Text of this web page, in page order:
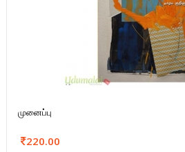
முனைப்பு
220.00